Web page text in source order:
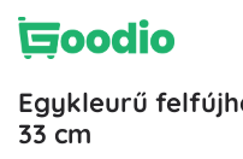
Egykleurű
33 cm